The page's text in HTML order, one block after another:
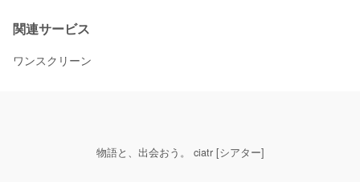
関連サービス
ワンスクリーン
物語と、出会おう。 ciatr [シアター]